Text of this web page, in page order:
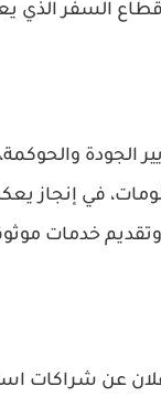
قطاع السفر الذي
في إنجاز
وتقديم خدمات